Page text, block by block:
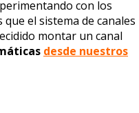
con los
el sistema de canales
montar un canal
desde nuestros